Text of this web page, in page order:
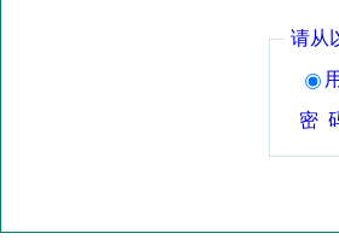
请从
密